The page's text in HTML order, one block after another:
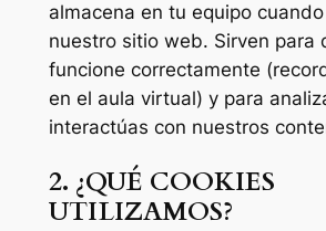
almacena en tu equipo
nuestro sitio web. Sirven para
funcione correctamente
en el aula virtual) y para
interactúas con nuestros
2. ¿QUÉ COOKIES
UTILIZAMOS?